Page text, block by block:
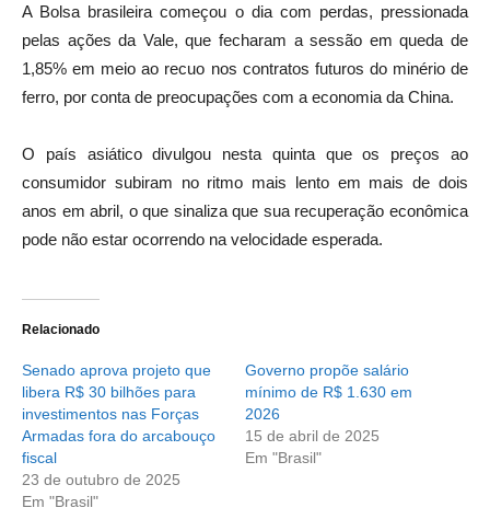
A Bolsa brasileira começou o dia com perdas, pressionada
pelas ações da Vale, que fecharam a sessão em queda de
1,85% em meio ao recuo nos contratos futuros do minério de
ferro, por conta de preocupações com a economia da China.
O país asiático divulgou nesta quinta que os preços ao
consumidor subiram no ritmo mais lento em mais de dois
anos em abril, o que sinaliza que sua recuperação econômica
pode não estar ocorrendo na velocidade esperada.
Relacionado
Senado aprova projeto que
libera R$ 30 bilhões para
investimentos nas Forças
Armadas fora do arcabouço
fiscal
23 de outubro de 2025
Em "Brasil"
Governo propõe salário
mínimo de R$ 1.630 em
2026
15 de abril de 2025
Em "Brasil"